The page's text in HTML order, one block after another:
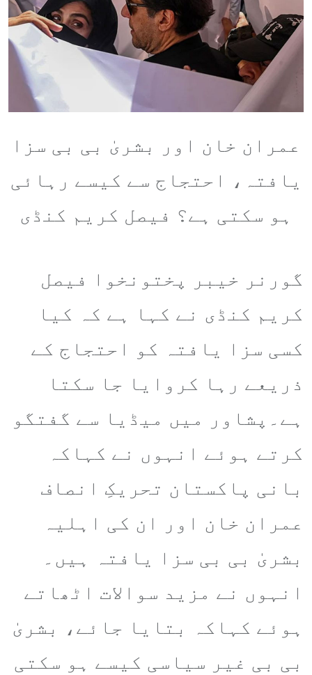
عمران خان اور بشریٰ بی بی سزا
یافتہ، احتجاج سے کیسے رہائی
ہو سکتی ہے؟ فیصل کریم کنڈی
گورنر خیبر پختونخوا فیصل
کریم کنڈی نے کہا ہے کہ کیا
کسی سزا یافتہ کو احتجاج کے
ذریعے رہا کروایا جا سکتا
ہے۔پشاور میں میڈیا سے گفتگو
کرتے ہوئے انہوں نے کہاکہ
بانی پاکستان تحریکِ انصاف
عمران خان اور ان کی اہلیہ
بشریٰ بی بی سزا یافتہ ہیں۔
انہوں نے مزید سوالات اٹھاتے
ہوئے کہاکہ بتایا جائے، بشریٰ
بی بی غیر سیاسی کیسے ہو سکتی